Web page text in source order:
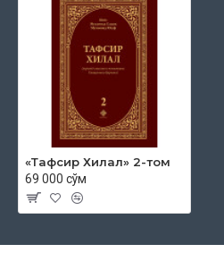
«Тафсир Хилал» 2-том
69 000 сўм